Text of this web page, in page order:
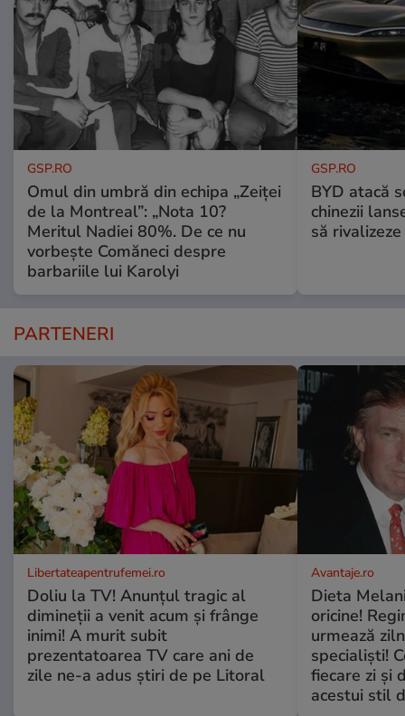
GSP.RO
Omul din umbră din echipa „Zeiței
de la Montreal”: „Nota 10?
Meritul Nadiei 80%. De ce nu
vorbește Comăneci despre
barbariile lui Karolyi
GSP.RO
BYD atacă
chinezii
să
PARTENERI
Libertateapentrufemei.ro
Doliu la TV! Anunțul tragic al
dimineții a venit acum și frânge
inimi! A murit subit
prezentatoarea TV care ani de
zile ne-a adus știri de pe Litoral
Avantaje.ro
Dieta
oricine!
urmează
specialiști!
fiecare zi și
acestui stil